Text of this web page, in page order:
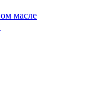
масле